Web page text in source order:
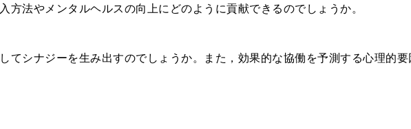
方法やメンタルヘルスの向上にどのように貢献できるのでしょうか。
てシナジーを生み出すのでしょうか。また，効果的な協働を予測する心理的要